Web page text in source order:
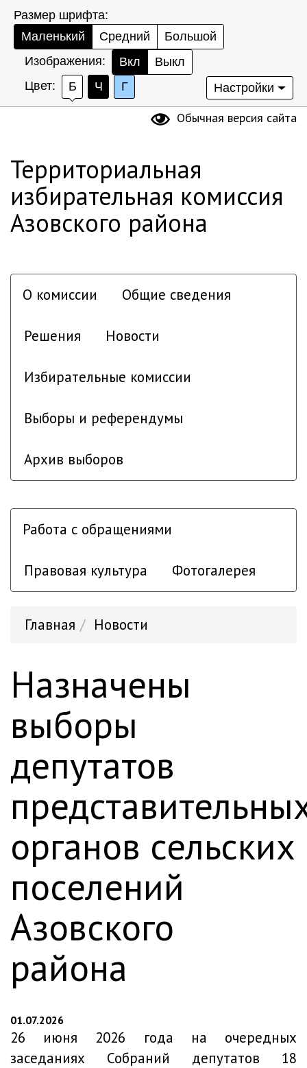
Размер шрифта:
Маленький
Средний
Большой
Изображения:
Вкл
Выкл
Цвет:
Б Ч Г Настройки
Обычная версия сайта
Территориальная
избирательная комиссия
Азовского района
О комиссии Общие сведения
Решения Новости
Избирательные комиссии
Выборы и референдумы
Архив выборов
Работа с обращениями
Правовая культура Фотогалерея
Главная Новости
Назначены
выборы
депутатов
органов сельских
поселений
Азовского
района
01.07.2026
26 июня 2026 года на очередных
заседаниях Собраний депутатов 18